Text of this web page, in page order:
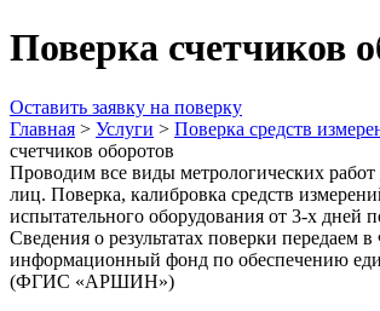
Поверка счетчиков
Оставить заявку на поверку
Главная > Услуги > Поверка средств
счетчиков оборотов
Проводим все виды метрологических
лиц. Поверка, калибровка средств
испытательного оборудования от 3-х дней
Сведения о результатах поверки передаем
информационный фонд по обеспечению
(ФГИС «АРШИН»)